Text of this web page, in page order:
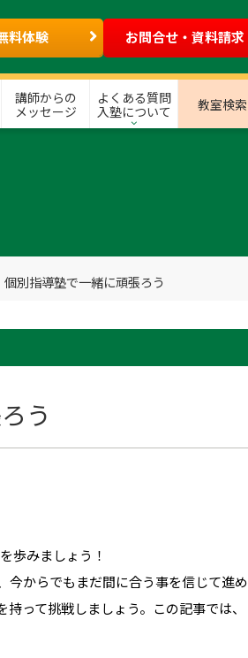
料体験 お問合せ・資料請求
講師からの
メッセージ
よくある質問
入塾について
教室検索
別指導塾で一緒に頑張ろう
う
歩みましょう！
今からでもまだ間に合う事を信じて進め
って挑戦しましょう。この記事では、